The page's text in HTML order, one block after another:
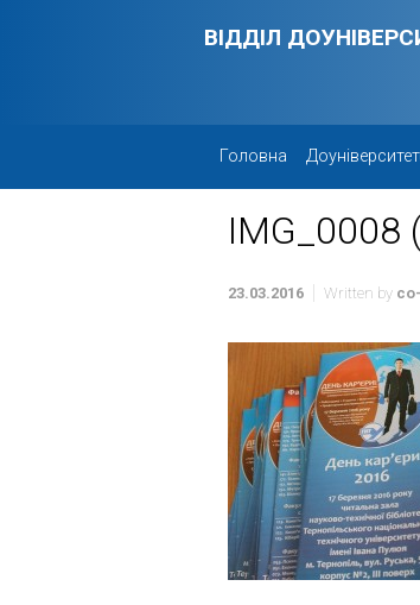
ВІДДІЛ
Головна
IMG_0008
23.03.2016 Written by